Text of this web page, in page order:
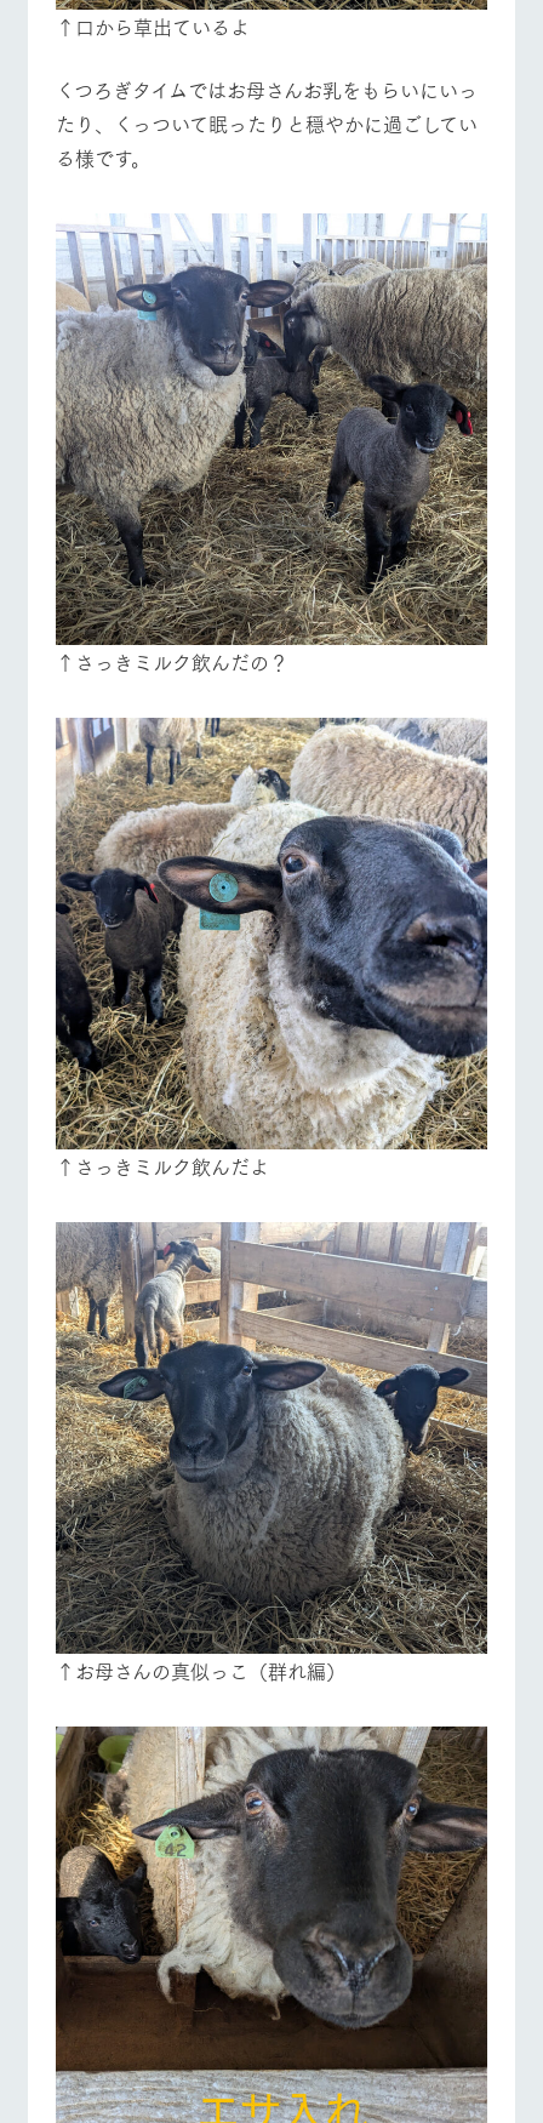
↑口から草出ているよ
くつろぎタイムではお母さんお乳をもらいにいっ
たり、くっついて眠ったりと穏やかに過ごしてい
る様です。
↑さっきミルク飲んだの？
↑さっきミルク飲んだよ
↑お母さんの真似っこ（群れ編）